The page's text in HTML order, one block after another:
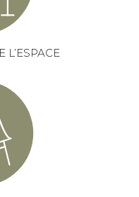
L’ESPACE